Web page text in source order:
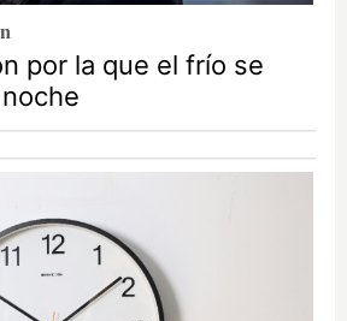
por la que el frío se